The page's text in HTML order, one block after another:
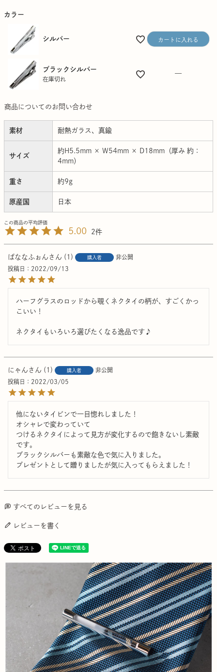
カラー
シルバー カートに入れる
ブラックシルバー
在庫切れ
—
商品についてのお問い合わせ
素材 耐熱ガラス、真鍮
サイズ
約H5.5mm × W54mm × D18mm（厚み 約：
4mm）
重さ 約9g
原産国 日本
5.00 2
ばななふぉん 1 購入者
非公開
投稿日
2022/09/13
ハーフグラスのロッドから覗くネクタイの柄が、すごくかっ
こいい！
ネクタイもいろいろ選びたくなる逸品です♪
にゃん 1 購入者
非公開
投稿日
2022/03/05
他にないタイピンで一目惚れしました！
オシャレで変わっていて
つけるネクタイによって見方が変化するので飽きないし素敵
です。
ブラックシルバーも素敵な色で気に入りました。
プレゼントとして贈りましたが気に入ってもらえました！
すべてのレビューを見る
レビューを書く